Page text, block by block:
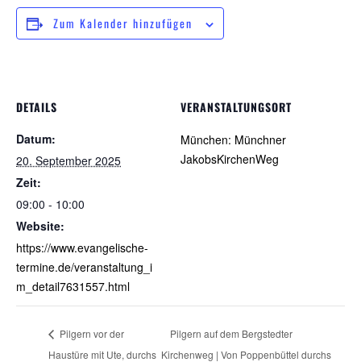
Zum Kalender hinzufügen
DETAILS
Datum:
20. September 2025
Zeit:
09:00 - 10:00
Website:
https://www.evangelische-
termine.de/veranstaltung_i
m_detail7631557.html
VERANSTALTUNGSORT
München: Münchner
JakobsKirchenWeg
Pilgern vor der
Haustüre mit Ute, durchs
Pilgern auf dem Bergstedter
Kirchenweg | Von Poppenbüttel durchs